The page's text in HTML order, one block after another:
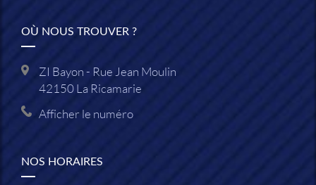
OÙ NOUS TROUVER ?
ZI Bayon - Rue Jean Moulin
42150La Ricamarie
Afficher le numéro
NOS HORAIRES